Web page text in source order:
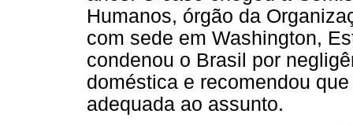
Humanos, órgão da
com sede em Washington,
condenou o Brasil por
doméstica e recomendou
adequada ao assunto.